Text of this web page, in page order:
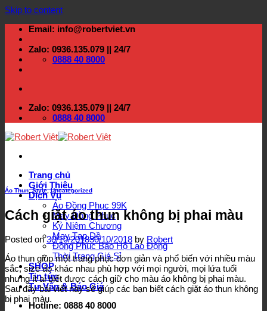
Skip to content
Email: info@robertviet.vn
Zalo: 0936.135.079 || 24/7
0888 40 8000
Zalo: 0936.135.079 || 24/7
0888 40 8000
Trang chủ
Giới Thiệu
Dịch Vụ
Áo Đồng Phục 99K
May Đồng Phục
Kỷ Niệm Chương
May Tạp Dề
Đồng Phục Bảo Hộ Lao Động
Thời Trang Giá Sỉ
SHOP
Tin tức
Tư Vấn & Báo Giá
Hotline: 0888 40 8000
Áo Thun,Style,Uncategorized
Cách giặt áo thun không bị phai màu
Posted on30/10/201830/10/2018 by Robert
Áo thun giúp một trang phục đơn giản và phổ biến với nhiều màu
sắc, size áo khác nhau phù hợp với mọi người, mọi lứa tuổi
nhưng ít ai biết được cách giữ cho màu áo không bị phai màu.
Sau đây bài viết này sẽ giúp các bạn biết cách giặt áo thun không
bị phai màu.